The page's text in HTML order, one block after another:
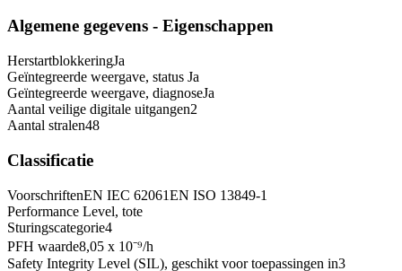
Algemene gegevens - Eigenschappen
HerstartblokkeringJa
Geïntegreerde weergave, status Ja
Geïntegreerde weergave, diagnoseJa
Aantal veilige digitale uitgangen2
Aantal stralen48
Classificatie
VoorschriftenEN IEC 62061EN ISO 13849-1
Performance Level, tote
Sturingscategorie4
PFH waarde8,05 x 10⁻⁹/h
Safety Integrity Level (SIL), geschikt voor toepassingen in3